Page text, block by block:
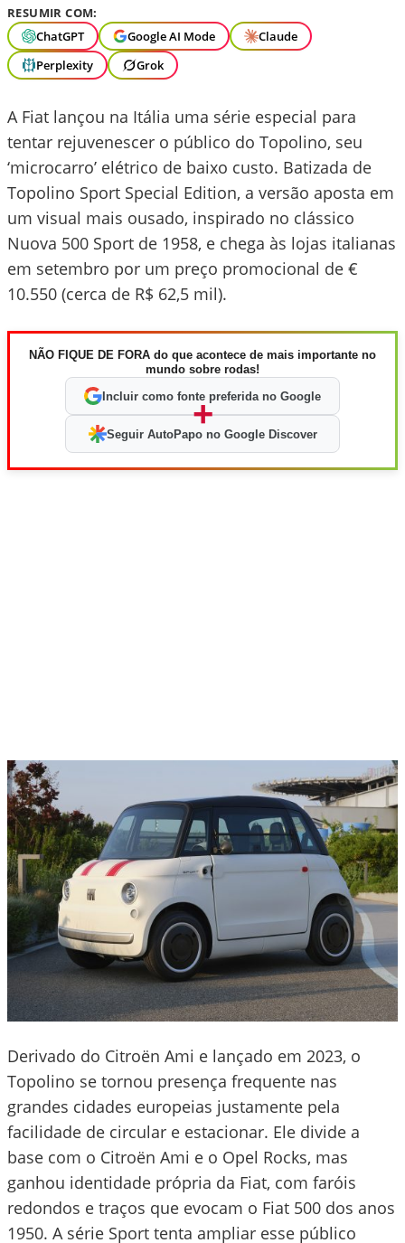
RESUMIR COM:
ChatGPT
Google AI Mode
Claude
Perplexity
Grok
A Fiat lançou na Itália uma série especial para
tentar rejuvenescer o público do Topolino, seu
‘microcarro’ elétrico de baixo custo. Batizada de
Topolino Sport Special Edition, a versão aposta em
um visual mais ousado, inspirado no clássico
Nuova 500 Sport de 1958, e chega às lojas italianas
em setembro por um preço promocional de €
10.550 (cerca de R$ 62,5 mil).
NÃO FIQUE DE FORA do que acontece de mais importante no
mundo sobre rodas!
Incluir como fonte preferida no Google
+
Seguir AutoPapo no Google Discover
Derivado do Citroën Ami e lançado em 2023, o
Topolino se tornou presença frequente nas
grandes cidades europeias justamente pela
facilidade de circular e estacionar. Ele divide a
base com o Citroën Ami e o Opel Rocks, mas
ganhou identidade própria da Fiat, com faróis
redondos e traços que evocam o Fiat 500 dos anos
1950. A série Sport tenta ampliar esse público